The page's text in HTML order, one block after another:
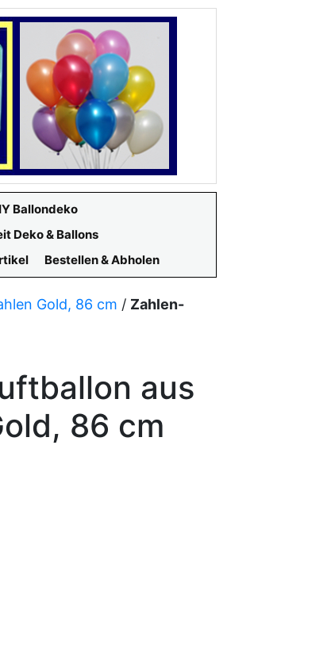
Ballondeko
Deko & Ballons
Bestellen & Abholen
Gold, 86 cm / Zahlen-
aus
86 cm